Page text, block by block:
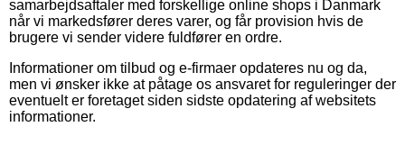
samarbejdsaftaler med forskellige online shops i Danmark
når vi markedsfører deres varer, og får provision hvis de
brugere vi sender videre fuldfører en ordre.
Informationer om tilbud og e-firmaer opdateres nu og da,
men vi ønsker ikke at påtage os ansvaret for reguleringer der
eventuelt er foretaget siden sidste opdatering af websitets
informationer.